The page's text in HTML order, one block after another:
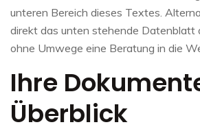
unteren Bereich dieses Textes.
direkt das unten stehende Datenblatt
ohne Umwege eine Beratung in die
Ihre
Überblick